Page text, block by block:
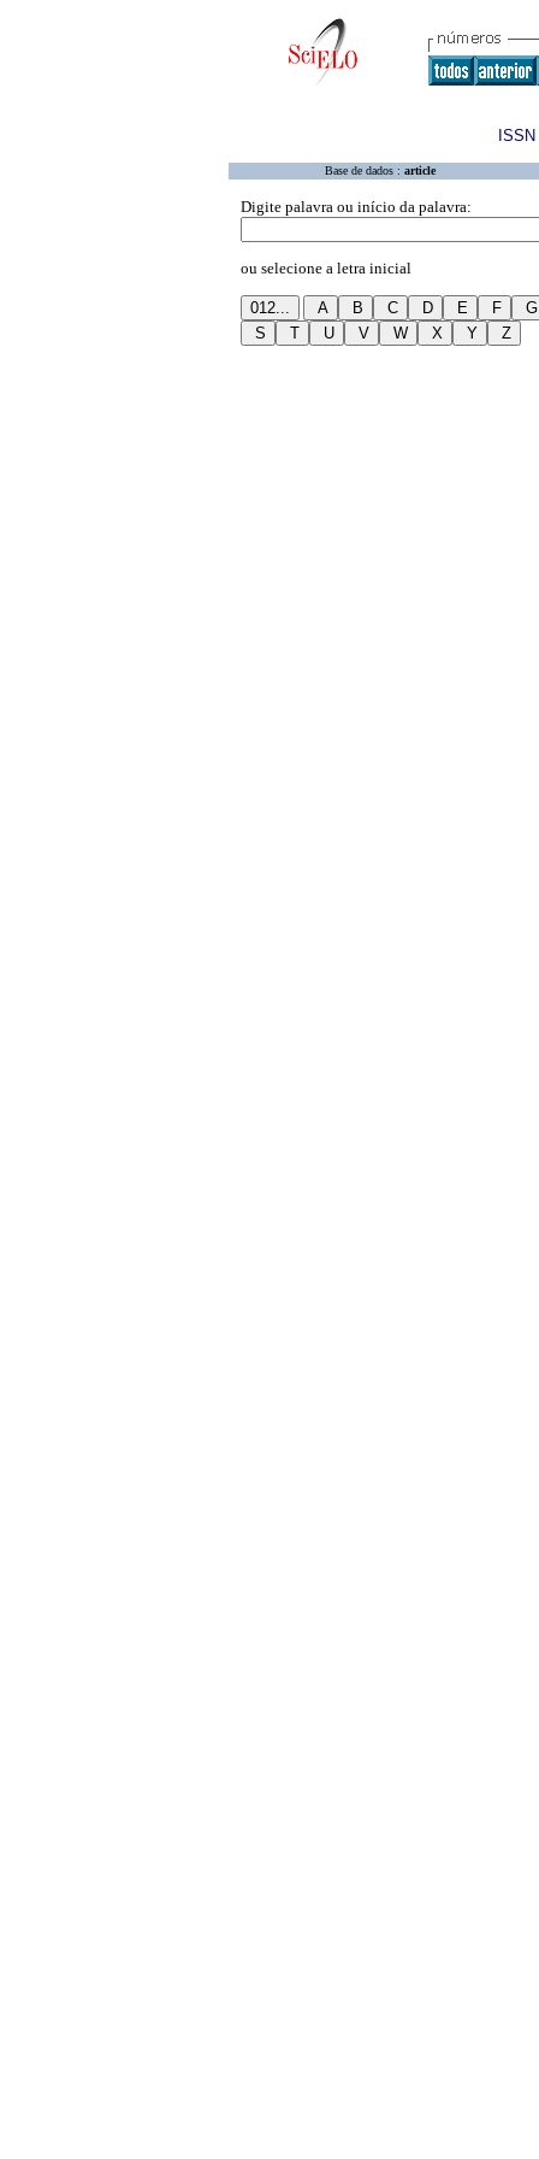
Base de dados : article
Digite palavra ou início da palavra:
ou selecione a letra inicial